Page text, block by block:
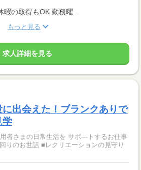
の取得もOK 勤務曜...
もっと見る
求人詳細を見る
出会えた！ブランクありで
学
用者さまの日常生活を サポ―トするお仕事